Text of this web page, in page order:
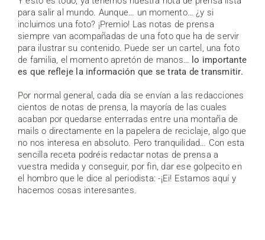
para salir al mundo. Aunque… un momento… ¿y si
incluimos una foto? ¡Premio! Las notas de prensa
siempre van acompañadas de una foto que ha de servir
para ilustrar su contenido. Puede ser un cartel, una foto
de familia, el momento apretón de manos… lo importante
es que refleje la información que se trata de transmitir.
Por normal general, cada día se envían a las redacciones
cientos de notas de prensa, la mayoría de las cuales
acaban por quedarse enterradas entre una montaña de
mails o directamente en la papelera de reciclaje, algo que
no nos interesa en absoluto. Pero tranquilidad… Con esta
sencilla receta podréis redactar notas de prensa a
vuestra medida y conseguir, por fin, dar ese golpecito en
el hombro que le dice al periodista: -¡Ei! Estamos aquí y
hacemos cosas interesantes.